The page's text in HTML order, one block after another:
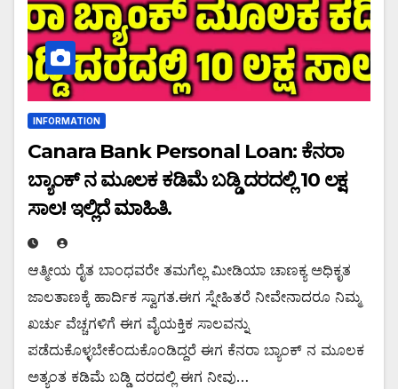
INFORMATION
Canara Bank Personal Loan: ಕೆನರಾ
ಬ್ಯಾಂಕ್ ನ ಮೂಲಕ ಕಡಿಮೆ ಬಡ್ಡಿ ದರದಲ್ಲಿ 10 ಲಕ್ಷ
ಸಾಲ! ಇಲ್ಲಿದೆ ಮಾಹಿತಿ.
ಆತ್ಮೀಯ ರೈತ ಬಾಂಧವರೇ ತಮಗೆಲ್ಲ ಮೀಡಿಯಾ ಚಾಣಕ್ಯ ಅಧಿಕೃತ
ಜಾಲತಾಣಕ್ಕೆ ಹಾರ್ದಿಕ ಸ್ವಾಗತ.ಈಗ ಸ್ನೇಹಿತರೆ ನೀವೇನಾದರೂ ನಿಮ್ಮ
ಖರ್ಚು ವೆಚ್ಚಗಳಿಗೆ ಈಗ ವೈಯಕ್ತಿಕ ಸಾಲವನ್ನು
ಪಡೆದುಕೊಳ್ಳಬೇಕೆಂದುಕೊಂಡಿದ್ದರೆ ಈಗ ಕೆನರಾ ಬ್ಯಾಂಕ್ ನ ಮೂಲಕ
ಅತ್ಯಂತ ಕಡಿಮೆ ಬಡ್ಡಿ ದರದಲ್ಲಿ ಈಗ ನೀವು…